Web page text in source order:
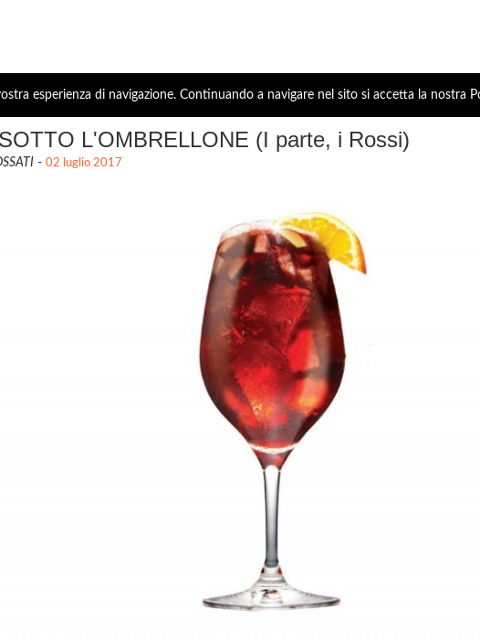
esperienza di navigazione. Continuando a navigare nel sito si accetta la nostra
L'OMBRELLONE (I parte, i Rossi)
- 02 luglio 2017